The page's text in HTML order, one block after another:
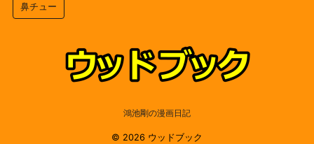
鼻チュー
鴻池剛の漫画日記
© 2026 ウッドブック